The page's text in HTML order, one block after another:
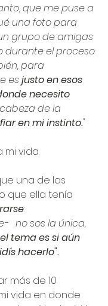
que me puse a
una foto para
grupo de amigas
durante el proceso
para
es justo en esos
necesito
de la
en mi instinto."
mi vida.
una de las
que ella tenía
:
no sos la única,
el tema es si aún
hacerlo".
más de 10
vida en donde